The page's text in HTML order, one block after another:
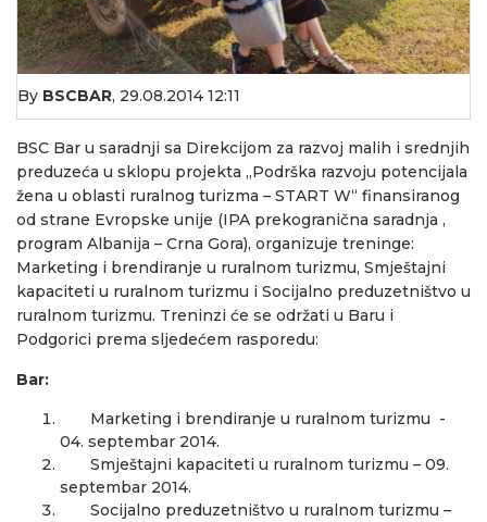
By BSCBAR, 29.08.2014 12:11
BSC Bar u saradnji sa Direkcijom za razvoj malih i srednjih
preduzeća u sklopu projekta „Podrška razvoju potencijala
žena u oblasti ruralnog turizma – START W“ finansiranog
od strane Evropske unije (IPA prekogranična saradnja ,
program Albanija – Crna Gora), organizuje treninge:
Marketing i brendiranje u ruralnom turizmu, Smještajni
kapaciteti u ruralnom turizmu i Socijalno preduzetništvo u
ruralnom turizmu. Treninzi će se održati u Baru i
Podgorici prema sljedećem rasporedu:
Bar:
Marketing i brendiranje u ruralnom turizmu -
04. septembar 2014.
Smještajni kapaciteti u ruralnom turizmu – 09.
septembar 2014.
Socijalno preduzetništvo u ruralnom turizmu –